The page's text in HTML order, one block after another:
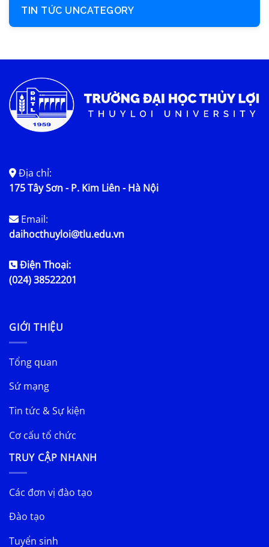
TIN TỨC UNCATEGORY
Địa chỉ:
175 Tây Sơn - P. Kim Liên - Hà Nội
Email:
daihocthuyloi@tlu.edu.vn
Điện Thoại:
(024) 38522201
GIỚI THIỆU
Tổng quan
Sứ mạng
Tin tức & Sự kiện
Cơ cấu tổ chức
TRUY CẬP NHANH
Các đơn vị đào tạo
Đào tạo
Tuyển sinh